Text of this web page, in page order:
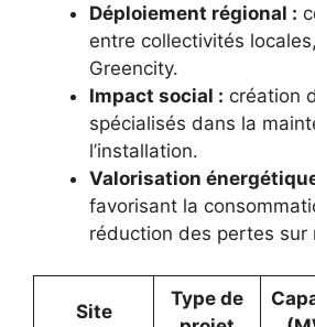
Déploiement régional :
entre collectivités
Greencity.
Impact social : création
spécialisés dans la
l’installation.
Valorisation
favorisant la
réduction des pertes sur
Site
Type de